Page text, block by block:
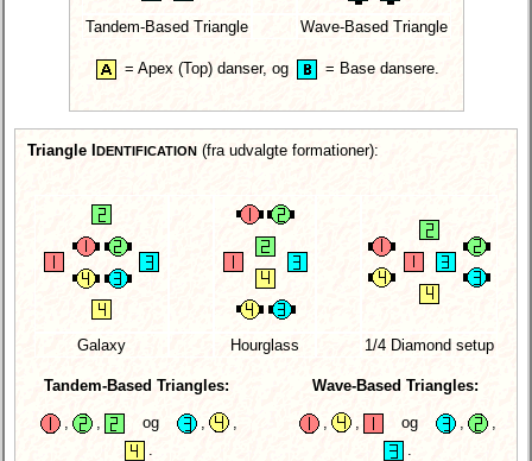
Tandem-Based Triangle Wave-Based Triangle
= Apex (Top) danser, og = Base dansere.
Triangle IDENTIFICATION (fra udvalgte formationer):
Galaxy Hourglass 1/4 Diamond setup
Tandem-Based Triangles:
, , og ,
,
.
Wave-Based Triangles:
, , og ,
,
.